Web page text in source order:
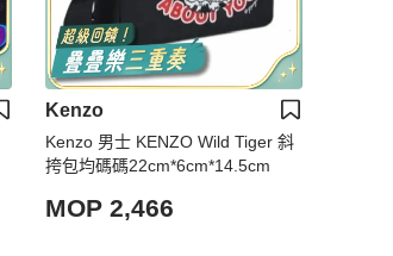
Kenzo
Kenzo 男士 KENZO Wild Tiger 斜
挎包均碼碼22cm*6cm*14.5cm
MOP 2,466